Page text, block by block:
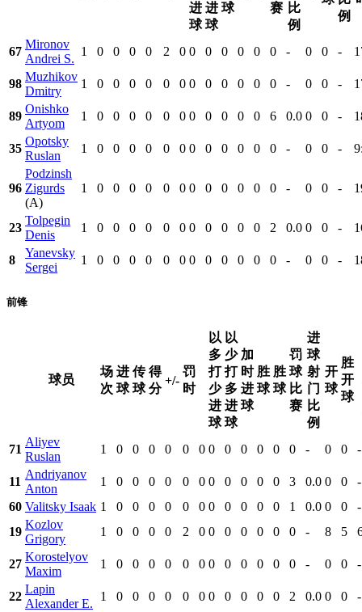
进
球
进
球
球
赛 比
例
例
67
Mironov
Andrei S.
1 0 0 0 0 2 0 0 0 0 0 0 0 - 0 0 -
98
Muzhikov
Dmitry
1 0 0 0 0 0 0 0 0 0 0 0 0 - 0 0 -
89
Onishko
Artyom
1 0 0 0 0 0 0 0 0 0 0 0 6 0.0 0 0 -
35
Opotsky
Ruslan
1 0 0 0 0 0 0 0 0 0 0 0 0 - 0 0 -
96
Podzinsh
Zigurds
(A)
1 0 0 0 0 0 0 0 0 0 0 0 0 - 0 0 -
23
Tolpegin
Denis
1 0 0 0 0 0 0 0 0 0 0 0 2 0.0 0 0 -
8
Yanevsky
Sergei
1 0 0 0 0 0 0 0 0 0 0 0 0 - 0 0 -
前锋
球员
场
次
进
球
传
球
得
分
+/-
罚
时
以
多
打
少
进
球
以
少
打
多
进
球
加
时
进
球
胜
球
胜
球
罚
球
比
赛
进
球
射
门
比
例
开
球
胜
开
球
71
Aliyev
Ruslan
1 0 0 0 0 0 0 0 0 0 0 0 0 - 0 0 -
11
Andriyanov
Anton
1 0 0 0 0 0 0 0 0 0 0 0 3 0.0 0 0
-
60 Valitsky Isaak 1 0 0 0 0 0 0 0 0 0 0 0 1 0.0 0 0
-
19
Kozlov
Grigory
1 0 0 0 0 2 0 0 0 0 0 0 0 - 8 5
27
Korostelyov
Maxim
1 0 0 0 0 0 0 0 0 0 0 0 0 - 0 0 -
22
Lapin
Alexander E.
1 0 0 0 0 0 0 0 0 0 0 0 2 0.0 0 0 -